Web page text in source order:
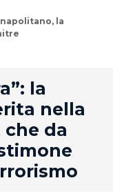
, la
la
nella
da